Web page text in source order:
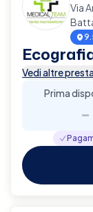
Via
Vedi altre
Prima
-